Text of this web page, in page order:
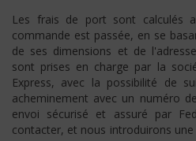
Les frais de port sont calculés
commande est passée, en se
de ses dimensions et de
sont prises en charge par la
Express, avec la possibilité de
acheminement avec un numéro
envoi sécurisé et assuré par
contacter, et nous introduirons